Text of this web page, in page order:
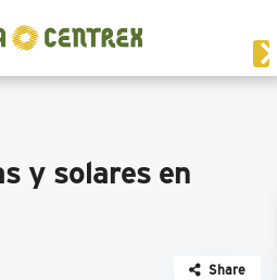
y solares en
Share